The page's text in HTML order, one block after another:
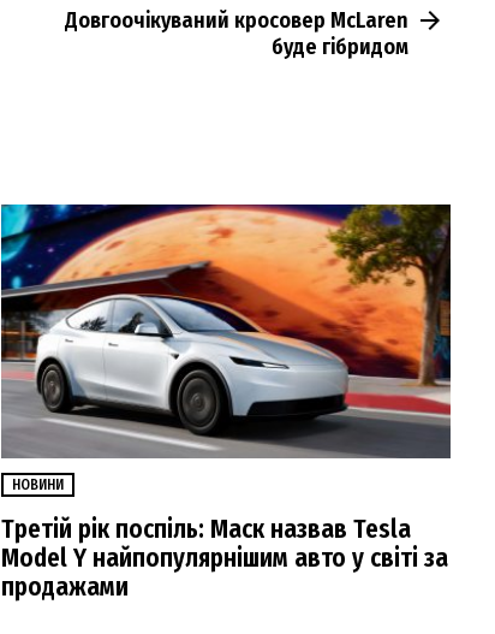
Довгоочікуваний кросовер McLaren
буде гібридом
НОВИНИ
Третій рік поспіль: Маск назвав Tesla
Model Y найпопулярнішим авто у світі за
продажами